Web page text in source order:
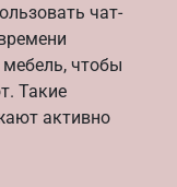
чат-
чтобы
Такие
активно